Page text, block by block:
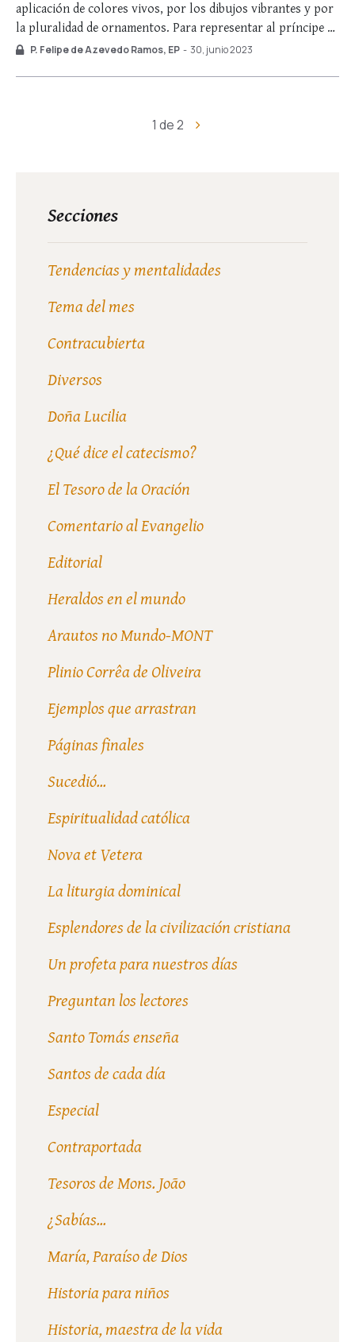
aplicación de colores vivos, por los dibujos vibrantes y por
la pluralidad de ornamentos. Para representar al príncipe de
la escolástica no fue diferente: el lienzo está lleno de
P. Felipe de Azevedo Ramos, EP - 30, junio 2023
1 de 2
Secciones
Tendencias y mentalidades
Tema del mes
Contracubierta
Diversos
Doña Lucilia
¿Qué dice el catecismo?
El Tesoro de la Oración
Comentario al Evangelio
Editorial
Heraldos en el mundo
Arautos no Mundo-MONT
Plinio Corrêa de Oliveira
Ejemplos que arrastran
Páginas finales
Sucedió...
Espiritualidad católica
Nova et Vetera
La liturgia dominical
Esplendores de la civilización cristiana
Un profeta para nuestros días
Preguntan los lectores
Santo Tomás enseña
Santos de cada día
Especial
Contraportada
Tesoros de Mons. João
¿Sabías...
María, Paraíso de Dios
Historia para niños
Historia, maestra de la vida